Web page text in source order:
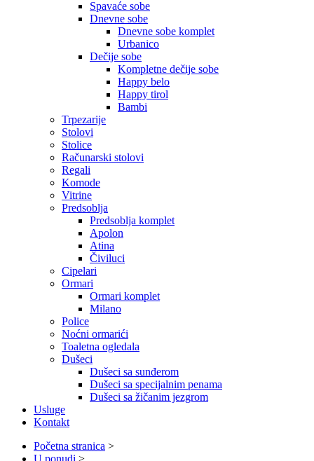
Spavaće sobe
Dnevne sobe
Dnevne sobe komplet
Urbanico
Dečije sobe
Kompletne dečije sobe
Happy belo
Happy tirol
Bambi
Trpezarije
Stolovi
Stolice
Računarski stolovi
Regali
Komode
Vitrine
Predsoblja
Predsoblja komplet
Apolon
Atina
Čiviluci
Cipelari
Ormari
Ormari komplet
Milano
Police
Noćni ormarići
Toaletna ogledala
Dušeci
Dušeci sa sunđerom
Dušeci sa specijalnim penama
Dušeci sa žičanim jezgrom
Usluge
Kontakt
Početna stranica >